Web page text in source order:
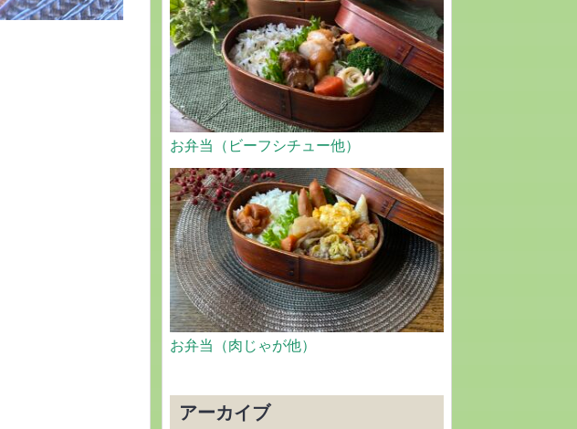
お弁当（ビーフシチュー他）
お弁当（肉じゃが他）
アーカイブ